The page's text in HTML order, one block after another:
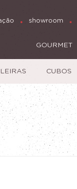
showroom
GOURMET
CUBOS